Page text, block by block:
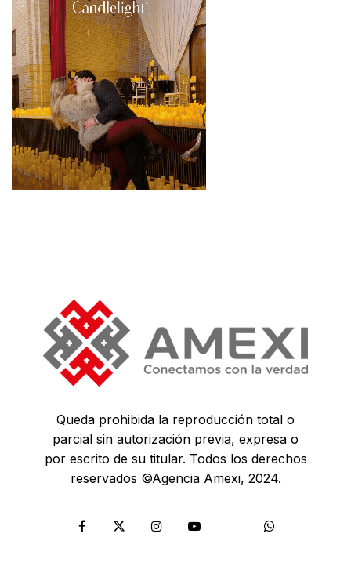
Queda prohibida la reproducción total o
parcial sin autorización previa, expresa o
por escrito de su titular. Todos los derechos
reservados ©Agencia Amexi, 2024.